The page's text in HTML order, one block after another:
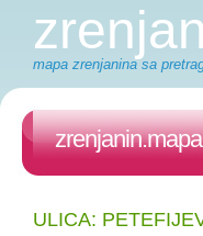
mapa zrenjanina sa
ULICA: